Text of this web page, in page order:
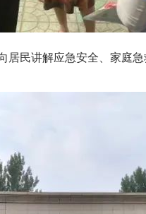
居民讲解应急安全、家庭